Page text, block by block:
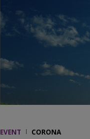
EVENT CORONA